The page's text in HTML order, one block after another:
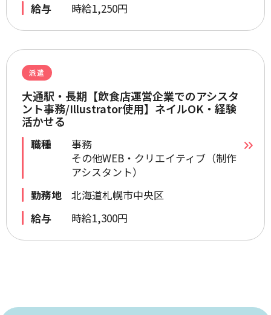
給与
時給1,250円
派遣
大通駅・長期【飲食店運営企業でのアシスタ
ント事務/Illustrator使用】ネイルOK・経験
活かせる
職種
事務
その他WEB・クリエイティブ（制作
アシスタント）
勤務地
北海道札幌市中央区
給与
時給1,300円